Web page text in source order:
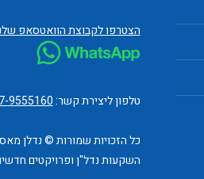
הצטרפו לקבוצת הוואטסאפ
טלפון ליצירת קשר:9555160
כל הזכויות שמורות © נדלן
השקעות נדל"ן ופרויקטים